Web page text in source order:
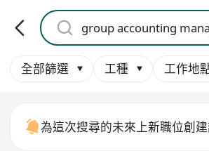
全部篩選 工種 工作地
為這次搜尋的未來上新職位創